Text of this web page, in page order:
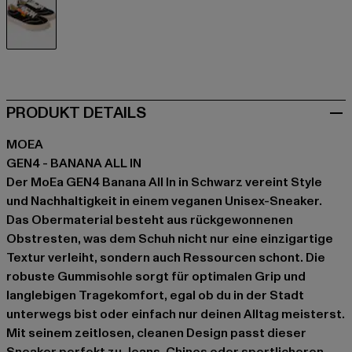
PRODUKT DETAILS
MOEA
GEN4 - BANANA ALL IN
Der MoEa GEN4 Banana All In in Schwarz vereint Style
und Nachhaltigkeit in einem veganen Unisex-Sneaker.
Das Obermaterial besteht aus rückgewonnenen
Obstresten, was dem Schuh nicht nur eine einzigartige
Textur verleiht, sondern auch Ressourcen schont. Die
robuste Gummisohle sorgt für optimalen Grip und
langlebigen Tragekomfort, egal ob du in der Stadt
unterwegs bist oder einfach nur deinen Alltag meisterst.
Mit seinem zeitlosen, cleanen Design passt dieser